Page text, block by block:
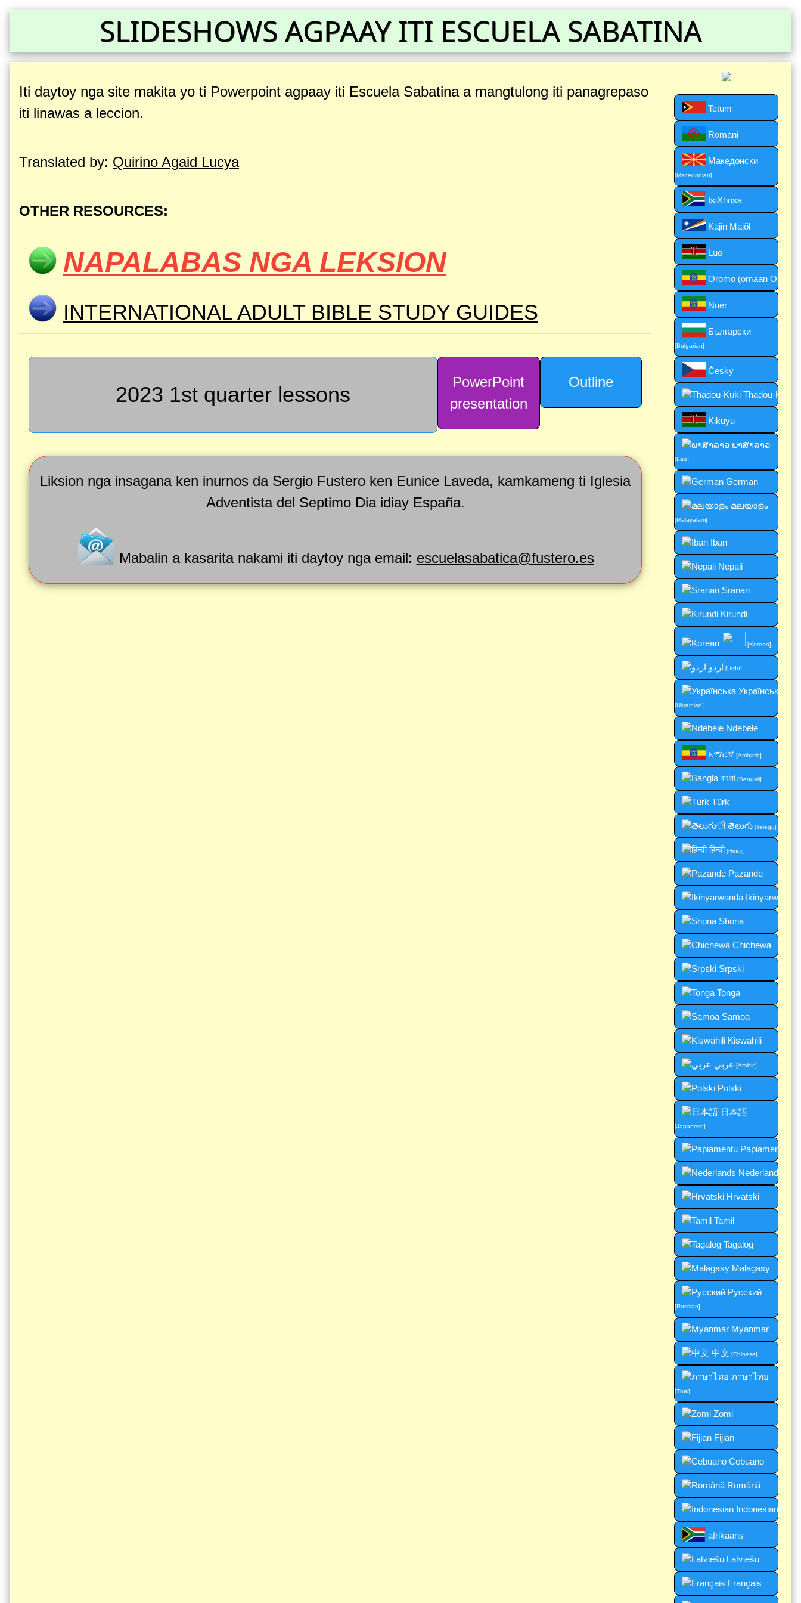
SLIDESHOWS AGPAAY ITI ESCUELA SABATINA
Iti daytoy nga site makita yo ti Powerpoint agpaay iti Escuela Sabatina a mangtulong iti panagrepaso
iti linawas a leccion.
Translated by: Quirino Agaid Lucya
OTHER RESOURCES:
NAPALABAS NGA LEKSION
INTERNATIONAL ADULT BIBLE STUDY GUIDES
2023 1st quarter lessons
PowerPoint
presentation
Outline
Liksion nga insagana ken inurnos da Sergio Fustero ken Eunice Laveda, kamkameng ti Iglesia
Adventista del Septimo Dia idiay España.
Mabalin a kasarita nakami iti daytoy nga email: escuelasabatica@fustero.es
Tetum
Romani
Македонски
[Macedonian]
IsiXhosa
Kajin Majõl
Luo
Oromo (omaan
Nuer
Български
[Bulgarian]
Česky
Thadou-Kuki
Kikuyu
ພາສາລາວ
[Lao]
German
മലയാളം
[Malayalam]
Iban
Nepali
Sranan
Kirundi
[Korean]
اردو [Urdu]
Українська
[Ukrainian]
Ndebele
አማርኛ [Amharic]
বাংলা [Bengali]
Türk
తెలుగు [Telegu]
हिन्दी [Hindi]
Pazande
Ikinyarwanda
Shona
Chichewa
Srpski
Tonga
Samoa
Kiswahili
عربي [Arabic]
Polski
日本語
[Japanese]
Papiamentu
Nederlands
Hrvatski
Tamil
Tagalog
Malagasy
Русский
[Russian]
Myanmar
中文 [Chinese]
ภาษาไทย
[Thai]
Zomi
Fijian
Cebuano
Română
Indonesian
afrikaans
Latviešu
Français